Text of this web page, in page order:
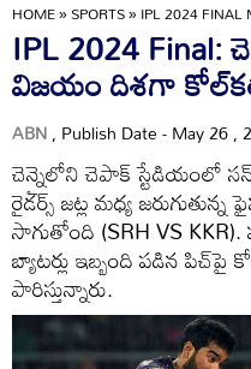
HOME»SPORTS»IPL 2024 FINAL
IPL 2024 Final:
విజయం దిశగా
ABN, Publish Date - May 26 ,
చెన్నైలోని చెపాక్ స్టేడియంలో
రైడర్స్ జట్ల మధ్య
సాగుతోంది (SRH VS
బ్యాటర్లు ఇబ్బంది పడిన పిచ్‌పై
పారిస్తున్నారు.